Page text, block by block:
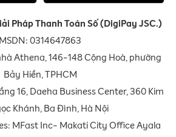
Pháp Thanh Toán Số (DigiPay JSC.)
MSDN: 0314647863
Athena, 146-148 Cộng Hoà, phường
Bảy Hiền, TPHCM
16, Daeha Business Center, 360 Kim
Khánh, Ba Đình, Hà Nội
MFast Inc- Makati City Office Ayala